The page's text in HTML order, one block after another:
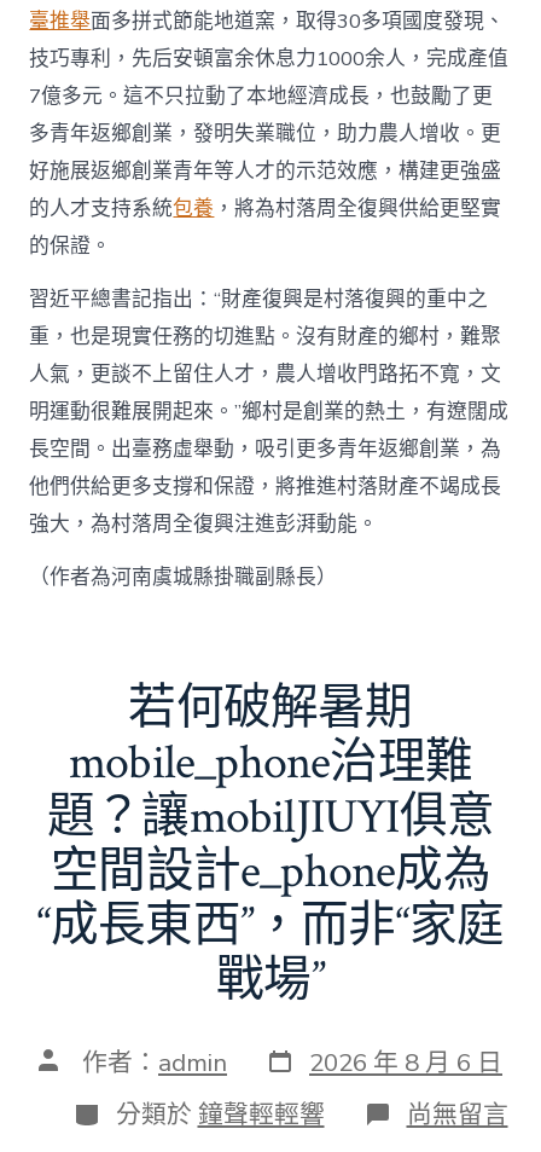
臺推舉面多拼式節能地道窯，取得30多項國度發現、
技巧專利，先后安頓富余休息力1000余人，完成產值
7億多元。這不只拉動了本地經濟成長，也鼓勵了更
多青年返鄉創業，發明失業職位，助力農人增收。更
好施展返鄉創業青年等人才的示范效應，構建更強盛
的人才支持系統包養 ，將為村落周全復興供給更堅實
的保證。
習近平總書記指出：“財產復興是村落復興的重中之
重，也是現實任務的切進點。沒有財產的鄉村，難聚
人氣，更談不上留住人才，農人增收門路拓不寬，文
明運動很難展開起來。”鄉村是創業的熱土，有遼闊成
長空間。出臺務虛舉動，吸引更多青年返鄉創業，為
他們供給更多支撐和保證，將推進村落財產不竭成長
強大，為村落周全復興注進彭湃動能。
（作者為河南虞城縣掛職副縣長）
若何破解暑期
mobile_phone治理難
題？讓mobilJIUYI俱意
空間設計e_phone成為
“成長東西”，而非“家庭
戰場”
文 作者： admin 發
表
日
期
2026 年 8 月 6 日
分
類
分類於 鐘聲輕輕響 在
〈若
尚無留言